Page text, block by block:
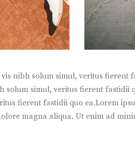
nibh solum simul, veritus fierent
solum simul, veritus fierent fastidii
fierent fastidii quo ea.Lorem
magna aliqua. Ut enim ad